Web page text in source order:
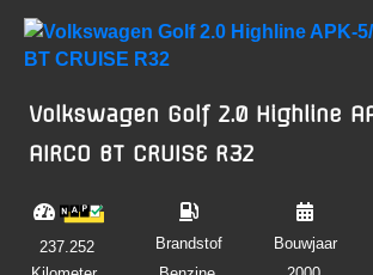
Volkswagen Golf 2.0 Highline
AIRCO BT CRUISE R32
237.252
Brandstof
Bouwjaar